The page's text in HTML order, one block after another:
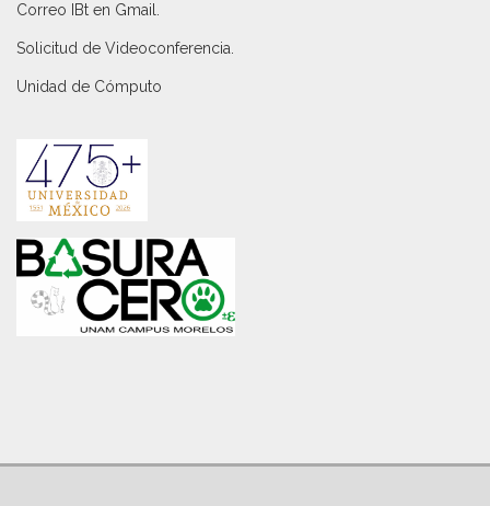
Correo IBt en Gmail
Solicitud de Videoconferencia.
Unidad de Cómputo